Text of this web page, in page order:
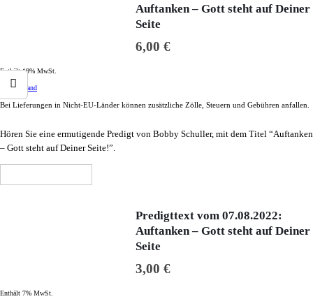
Auftanken – Gott steht auf Deiner
Seite
6,00€
Enthält 19% MwSt.
zzgl.Versand
Bei Lieferungen in Nicht-EU-Länder können zusätzliche Zölle, Steuern und Gebühren anfallen.
Hören Sie eine ermutigende Predigt von Bobby Schuller, mit dem Titel “Auftanken
– Gott steht auf Deiner Seite!”.
Predigttext vom 07.08.2022:
Auftanken – Gott steht auf Deiner
Seite
3,00€
Enthält 7% MwSt.